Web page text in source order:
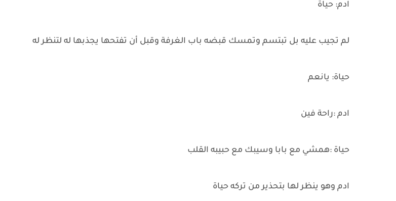
ادم: حياة
لم تجيب عليه بل تبتسم وتمسك قبضه باب الغرفة وقبل أن تفتحها يجذبها له لتنظر له
حياة: يانعم
ادم :راحة فين
حياة :همشي مع بابا وسيبك مع حبيبه القلب
ادم وهو ينظر لها بتحذير من تركه حياة